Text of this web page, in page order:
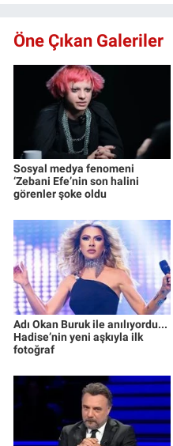
Öne Çıkan Galeriler
Sosyal medya fenomeni
‘Zebani Efe’nin son halini
görenler şoke oldu
Adı Okan Buruk ile anılıyordu...
Hadise’nin yeni aşkıyla ilk
fotoğraf